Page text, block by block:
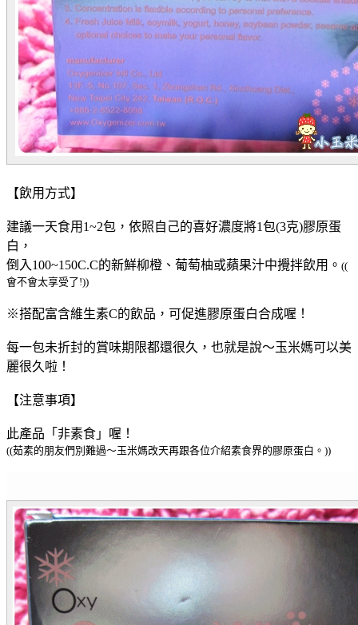
【飲用方式】
建議一天食用1~2包，依照自己的喜好濃度將1包(3克)膠原蛋
白，
倒入100~150C.C的新鮮柳橙、葡萄柚或蘋果汁中攪拌飲用。 ((
會不會太享受了!))
※搭配富含維生素C的飲品，可促進膠原蛋白合成喔！
每一包未折封的賞味期限都還很久，也就是說～玉米媽可以美
麗很久啦！
【注意事項】
此產品「非素食」喔！
((茹素的朋友們別難過～玉米媽改天再跟各位介紹素食界的膠原蛋白。 ))